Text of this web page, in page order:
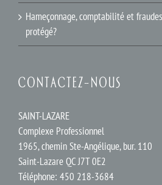
Hameçonnage, comptabilité et
protégé?
CONTACTEZ-NOUS
SAINT-LAZARE
Complexe Professionnel
1965, chemin Ste-Angélique, bur. 110
Saint-Lazare QC J7T 0E2
Téléphone: 450 218-3684